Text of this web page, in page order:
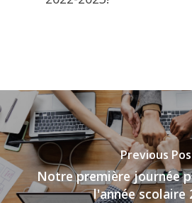
Previous
Notre première journée
l'année scolaire